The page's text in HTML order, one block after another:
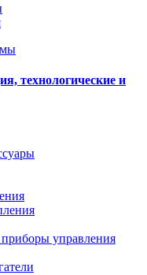
технологические и
управления